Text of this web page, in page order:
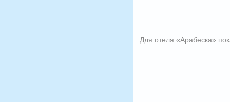
Для отеля «Арабеска»